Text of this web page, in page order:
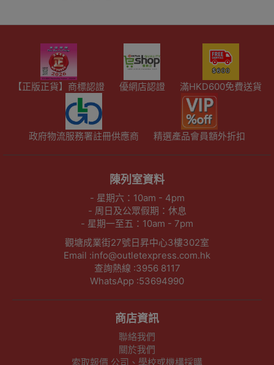
【正版正貨】商標認證 優網店認證 滿HKD600免費送貨
政府物流服務署註冊供應商 精選產品會員額外折扣
陳列室資料
- 星期六：10am - 4pm
- 周日及公眾假期：休息
- 星期一至五：10am - 7pm
觀塘成業街27號日昇中心3樓302室
Email :info@outletexpress.com.hk
查詢熱線 :3956 8117
WhatsApp :53694990
商店資訊
聯絡我們
關於我們
索取報價 公司、學校或機構採購